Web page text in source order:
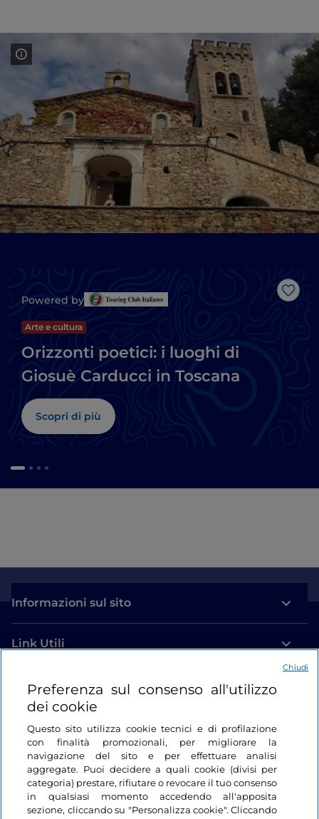
Like
Powered by
Arte e cultura
Orizzonti poetici: i luoghi di
Giosuè Carducci in Toscana
Scopri di più
Informazioni sul sito
Link Utili
Login
Restiamo in contatto
Preferenza sul consenso all'utilizzo
dei cookie
Questo sito utilizza cookie tecnici e di profilazione
con finalità promozionali, per migliorare la
navigazione del sito e per effettuare analisi
aggregate. Puoi decidere a quali cookie (divisi per
categoria) prestare, rifiutare o revocare il tuo consenso
in qualsiasi momento accedendo all'apposita
sezione, cliccando su "Personalizza cookie". Cliccando
Chiudi